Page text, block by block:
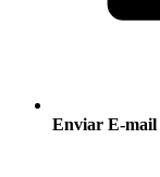
Enviar E-mail